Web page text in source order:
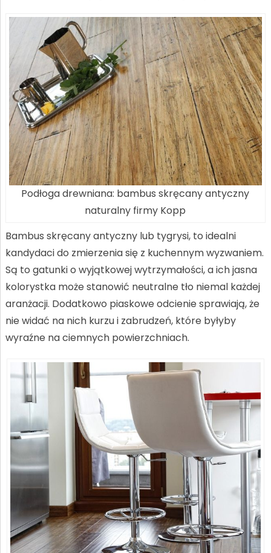
Podłoga drewniana: bambus skręcany antyczny
naturalny firmy Kopp
Bambus skręcany antyczny lub tygrysi, to idealni
kandydaci do zmierzenia się z kuchennym wyzwaniem.
Są to gatunki o wyjątkowej wytrzymałości, a ich jasna
kolorystka może stanowić neutralne tło niemal każdej
aranżacji. Dodatkowo piaskowe odcienie sprawiają, że
nie widać na nich kurzu i zabrudzeń, które byłyby
wyraźne na ciemnych powierzchniach.